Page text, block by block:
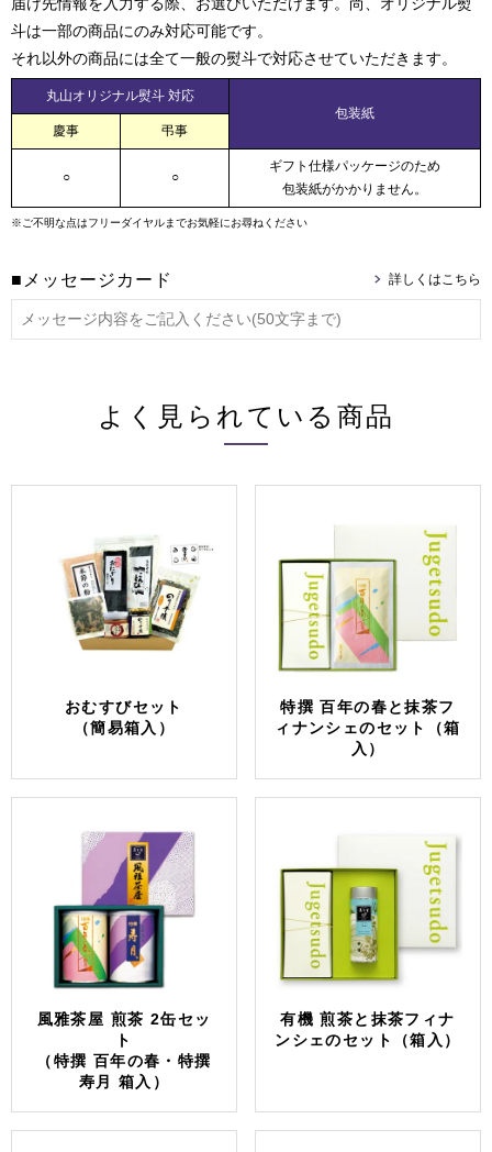
斗は一部の商品にのみ対応可能です。
それ以外の商品には全て一般の熨斗で対応させていただきます。
丸山オリジナル熨斗 対応
包装紙
慶事
弔事
○ ○
ギフト仕様パッケージのため
包装紙がかかりません。
※ご不明な点はフリーダイヤルまでお気軽にお尋ねください
■メッセージカード
よく見られている商品
おむすびセット
（簡易箱入）
特撰 百年の春と抹茶フ
ィナンシェのセット（箱
入）
風雅茶屋 煎茶 2缶セッ
ト
（特撰 百年の春・特撰
寿月 箱入）
有機 煎茶と抹茶フィナ
ンシェのセット（箱入）